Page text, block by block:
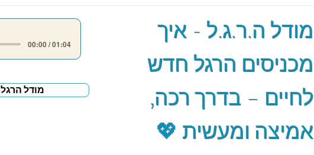
00:00 / 01:04
מודל הרגל
מודל ה.ר.ג.ל - איך
מכניסים הרגל חדש
לחיים – בדרך רכה,
אמיצה ומעשית 💖